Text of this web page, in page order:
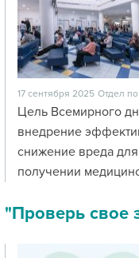
17 сентября 2025 Отдел
Цель Всемирного
внедрение
снижение вреда
получении
"Проверь свое